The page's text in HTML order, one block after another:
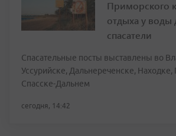
Приморского
отдыха у воды
спасатели
Спасательные посты выставлены во
Уссурийске, Дальнереченске, Находке,
Спасске-Дальнем
сегодня, 14:42